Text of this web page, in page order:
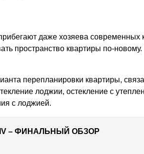
даже хозяева современных
пространство квартиры по-
перепланировки квартиры,
лоджии, остекление с
с лоджией.
IV – ФИНАЛЬНЫЙ ОБЗОР